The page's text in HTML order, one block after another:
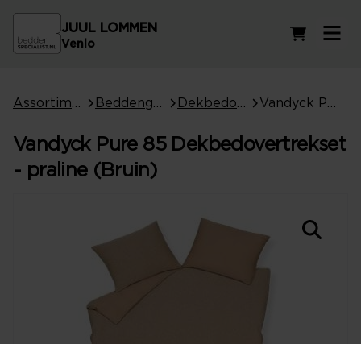
JUUL LOMMEN
Venlo
Vandyck Pure 85 Dekbedovertrekset
- praline (Bruin)